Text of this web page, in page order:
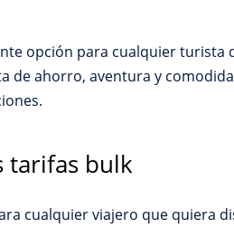
opción para cualquier
de ahorro, aventura y
tarifas bulk
cualquier viajero que quiera